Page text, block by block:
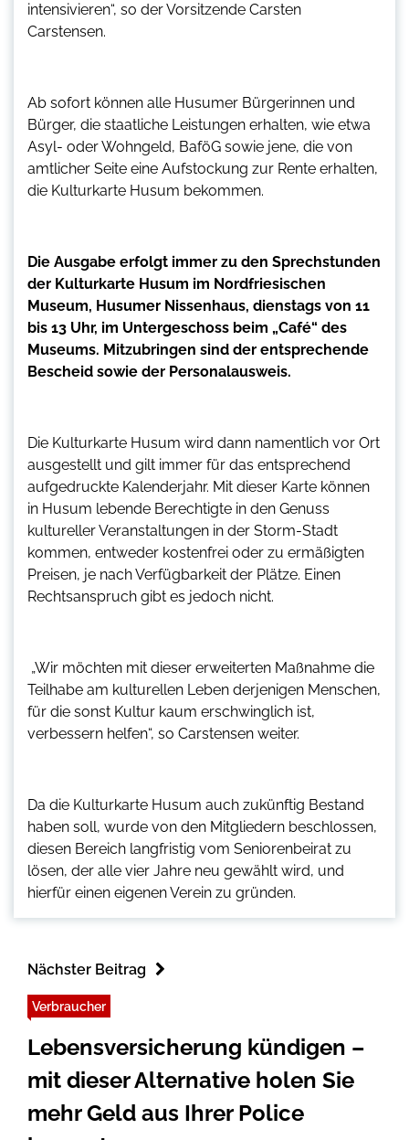
intensivieren“, so der Vorsitzende Carsten
Carstensen.
Ab sofort können alle Husumer Bürgerinnen und
Bürger, die staatliche Leistungen erhalten, wie etwa
Asyl- oder Wohngeld, BaföG sowie jene, die von
amtlicher Seite eine Aufstockung zur Rente erhalten,
die Kulturkarte Husum bekommen.
Die Ausgabe erfolgt immer zu den Sprechstunden
der Kulturkarte Husum im Nordfriesischen
Museum, Husumer Nissenhaus, dienstags von 11
bis 13 Uhr, im Untergeschoss beim „Café“ des
Museums. Mitzubringen sind der entsprechende
Bescheid sowie der Personalausweis.
Die Kulturkarte Husum wird dann namentlich vor Ort
ausgestellt und gilt immer für das entsprechend
aufgedruckte Kalenderjahr. Mit dieser Karte können
in Husum lebende Berechtigte in den Genuss
kultureller Veranstaltungen in der Storm-Stadt
kommen, entweder kostenfrei oder zu ermäßigten
Preisen, je nach Verfügbarkeit der Plätze. Einen
Rechtsanspruch gibt es jedoch nicht.
„Wir möchten mit dieser erweiterten Maßnahme die
Teilhabe am kulturellen Leben derjenigen Menschen,
für die sonst Kultur kaum erschwinglich ist,
verbessern helfen“, so Carstensen weiter.
Da die Kulturkarte Husum auch zukünftig Bestand
haben soll, wurde von den Mitgliedern beschlossen,
diesen Bereich langfristig vom Seniorenbeirat zu
lösen, der alle vier Jahre neu gewählt wird, und
hierfür einen eigenen Verein zu gründen.
Nächster Beitrag
Verbraucher
Lebensversicherung kündigen –
mit dieser Alternative holen Sie
mehr Geld aus Ihrer Police